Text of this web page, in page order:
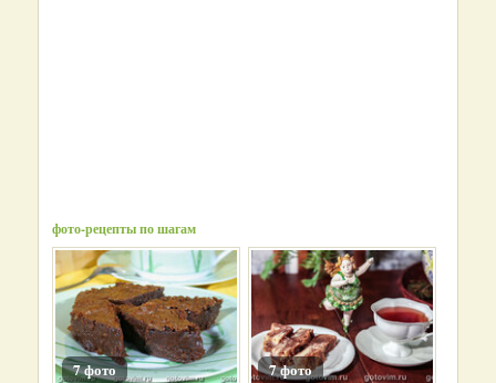
фото-рецепты по шагам
7 фото 7 фото